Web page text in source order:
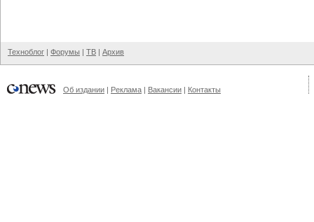
Техноблог | Форумы | ТВ | Архив
Об издании | Реклама | Вакансии | Контакты